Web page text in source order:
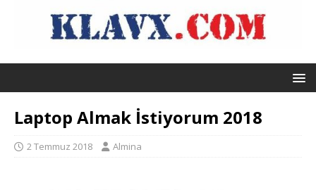
Laptop Almak İstiyorum 2018
2 Temmuz 2018 Almina